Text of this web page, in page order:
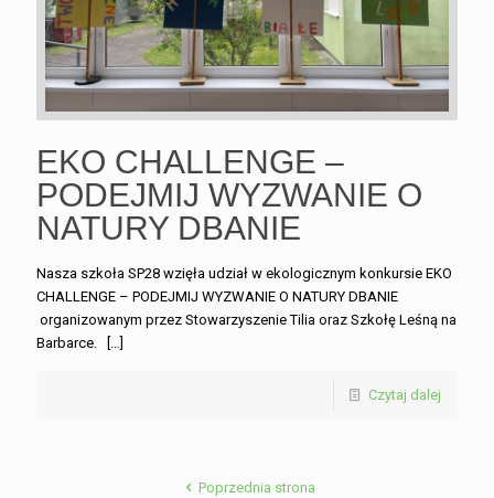
EKO CHALLENGE –
PODEJMIJ WYZWANIE O
NATURY DBANIE
Nasza szkoła SP28 wzięła udział w ekologicznym konkursie EKO
CHALLENGE – PODEJMIJ WYZWANIE O NATURY DBANIE
organizowanym przez Stowarzyszenie Tilia oraz Szkołę Leśną na
Barbarce.
[…]
Czytaj dalej
Poprzednia strona